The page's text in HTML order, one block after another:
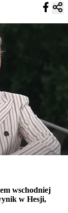
wschodniej
w Hesji,